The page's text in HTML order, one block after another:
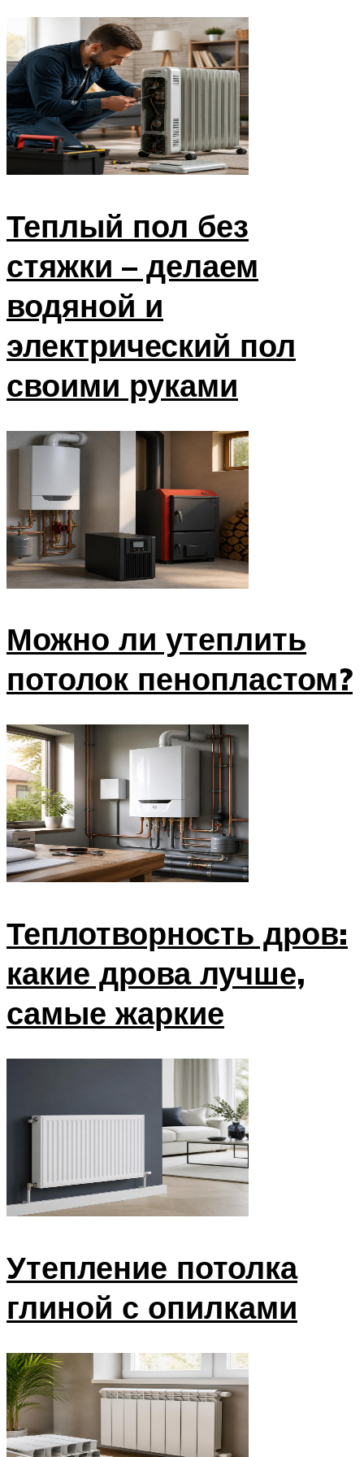
Теплый пол без
стяжки – делаем
водяной и
электрический пол
своими руками
Можно ли утеплить
потолок пенопластом?
Теплотворность дров:
какие дрова лучше,
самые жаркие
Утепление потолка
глиной с опилками